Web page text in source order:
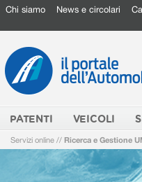
Chi siamo News e circolari
PATENTI VEICOLI
Servizi online // Ricerca e Gestione